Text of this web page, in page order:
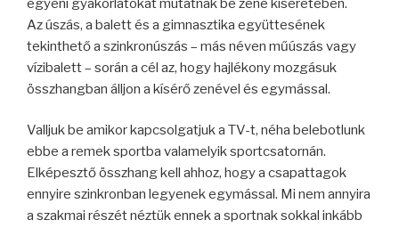
Az úszás, a balett és a gimnasztika együttesének
tekinthető a szinkronúszás – más néven műúszás vagy
vízibalett – során a cél az, hogy hajlékony mozgásuk
összhangban álljon a kísérő zenével és egymással.
Valljuk be amikor kapcsolgatjuk a TV-t, néha belebotlunk
ebbe a remek sportba valamelyik sportcsatornán.
Elképesztő összhang kell ahhoz, hogy a csapattagok
ennyire szinkronban legyenek egymással. Mi nem annyira
a szakmai részét néztük ennek a sportnak sokkal inkább